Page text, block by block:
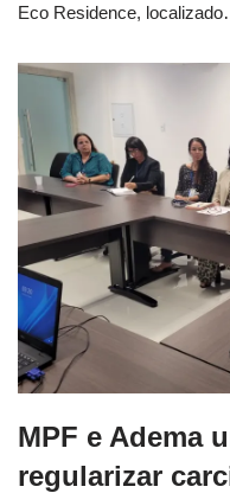
Eco Residence,
MPF e Adema
regularizar